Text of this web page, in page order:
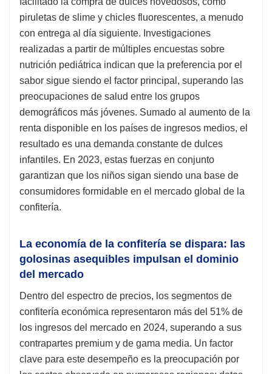
piruletas de slime y chicles fluorescentes, a menudo
con entrega al día siguiente. Investigaciones
realizadas a partir de múltiples encuestas sobre
nutrición pediátrica indican que la preferencia por el
sabor sigue siendo el factor principal, superando las
preocupaciones de salud entre los grupos
demográficos más jóvenes. Sumado al aumento de la
renta disponible en los países de ingresos medios, el
resultado es una demanda constante de dulces
infantiles. En 2023, estas fuerzas en conjunto
garantizan que los niños sigan siendo una base de
consumidores formidable en el mercado global de la
confitería.
La economía de la confitería se dispara: las
golosinas asequibles impulsan el dominio
del mercado
Dentro del espectro de precios, los segmentos de
confitería económica representaron más del 51% de
los ingresos del mercado en 2024, superando a sus
contrapartes premium y de gama media. Un factor
clave para este desempeño es la preocupación por